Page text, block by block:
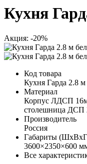
Кухня
Акция: -20%
Код товара
Кухня Гарда 2.8
Материал
Корпус ЛДСП
столешница ДСП
Производитель
Россия
Габариты
3600×2350×600
Все